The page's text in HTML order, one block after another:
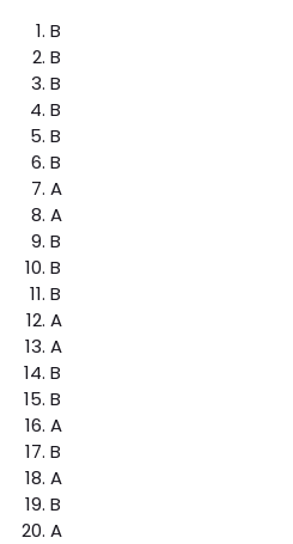
B
B
B
B
B
B
A
A
B
B
B
A
A
B
B
A
B
A
B
A